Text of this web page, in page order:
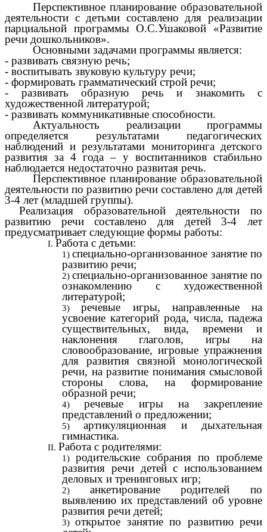
Перспективное планирование образовательной
деятельности с детьми составлено для реализации
парциальной программы О.С.Ушаковой «Развитие
речи дошкольников».
Основными задачами программы является:
- развивать связную речь;
- воспитывать звуковую культуру речи;
- формировать грамматический строй речи;
- развивать образную речь и знакомить с
художественной литературой;
- развивать коммуникативные способности.
Актуальность реализации программы
определяется результатами педагогических
наблюдений и результатами мониторинга детского
развития за 4 года – у воспитанников стабильно
наблюдается недостаточно развитая речь.
Перспективное планирование образовательной
деятельности по развитию речи составлено для детей
3-4 лет (младшей группы).
Реализация образовательной деятельности по
развитию речи составлено для детей 3-4 лет
предусматривает следующие формы работы:
Работа с детьми:
специально-организованное занятие по
развитию речи;
специально-организованное занятие по
ознакомлению с художественной
литературой;
речевые игры, направленные на
усвоение категорий рода, числа, падежа
существительных, вида, времени и
наклонения глаголов, игры на
словообразование, игровые упражнения
для развития связной монологической
речи, на развитие понимания смысловой
стороны слова, на формирование
образной речи;
речевые игры на закрепление
представлений о предложении;
артикуляционная и дыхательная
гимнастика.
Работа с родителями:
родительские собрания по проблеме
развития речи детей с использованием
деловых и тренинговых игр;
анкетирование родителей по
выявлению их представлений об уровне
развития речи детей;
открытое занятие по развитию речи